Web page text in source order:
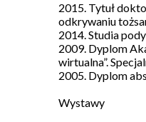
2015. Tytuł
odkrywaniu
2014. Studia
2009. Dyplom
wirtualna”.
2005. Dyplom
Wystawy